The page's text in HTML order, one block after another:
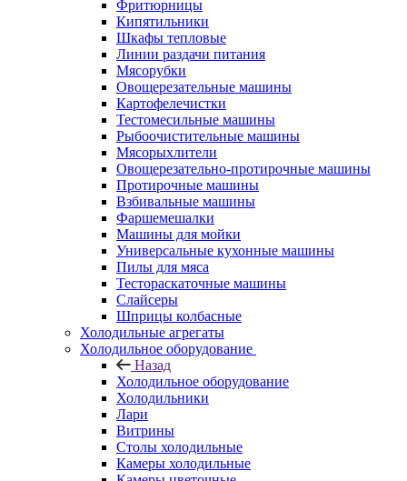
Фритюрницы
Кипятильники
Шкафы тепловые
Линии раздачи питания
Мясорубки
Овощерезательные машины
Картофелечистки
Тестомесильные машины
Рыбоочистительные машины
Мясорыхлители
Овощерезательно-протирочные машины
Протирочные машины
Взбивальные машины
Фаршемешалки
Машины для мойки
Универсальные кухонные машины
Пилы для мяса
Тестораскаточные машины
Слайсеры
Шприцы колбасные
Холодильные агрегаты
Холодильное оборудование
Назад
Холодильное оборудование
Холодильники
Лари
Витрины
Столы холодильные
Камеры холодильные